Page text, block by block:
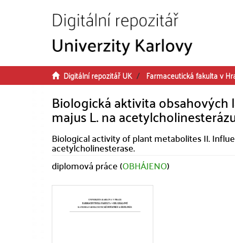
Digitální repozitář UK Farmaceutická fakulta v
Biologická aktivita
majus L. na
Biological activity of plant metabolites II.
acetylcholinesterase.
diplomová práce (OBHÁJENO)